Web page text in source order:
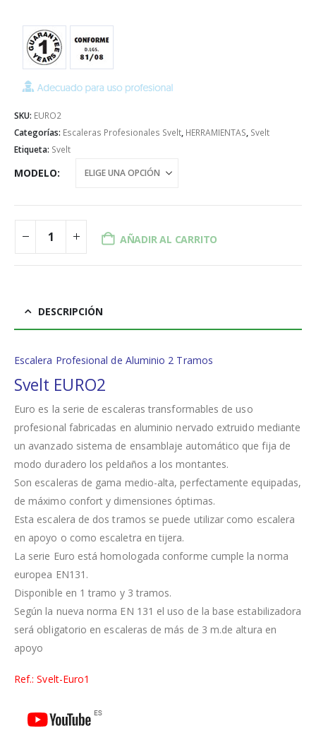
SKU: EURO2
Categorías: Escaleras Profesionales Svelt, HERRAMIENTAS, Svelt
Etiqueta: Svelt
MODELO
AÑADIR AL CARRITO
DESCRIPCIÓN
Escalera Profesional de Aluminio 2 Tramos
Svelt EURO2
Euro es la serie de escaleras transformables de uso
profesional fabricadas en aluminio nervado extruido mediante
un avanzado sistema de ensamblaje automático que fija de
modo duradero los peldaños a los montantes.
Son escaleras de gama medio-alta, perfectamente equipadas,
de máximo confort y dimensiones óptimas.
Esta escalera de dos tramos se puede utilizar como escalera
en apoyo o como escaletra en tijera.
La serie Euro está homologada conforme cumple la norma
europea EN131.
Disponible en 1 tramo y 3 tramos.
Según la nueva norma EN 131 el uso de la base estabilizadora
será obligatorio en escaleras de más de 3 m.de altura en
apoyo
Ref.: Svelt-Euro1